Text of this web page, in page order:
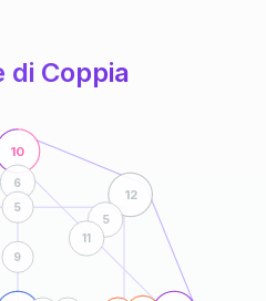
di Coppia
10
12
6
5
9
5
11